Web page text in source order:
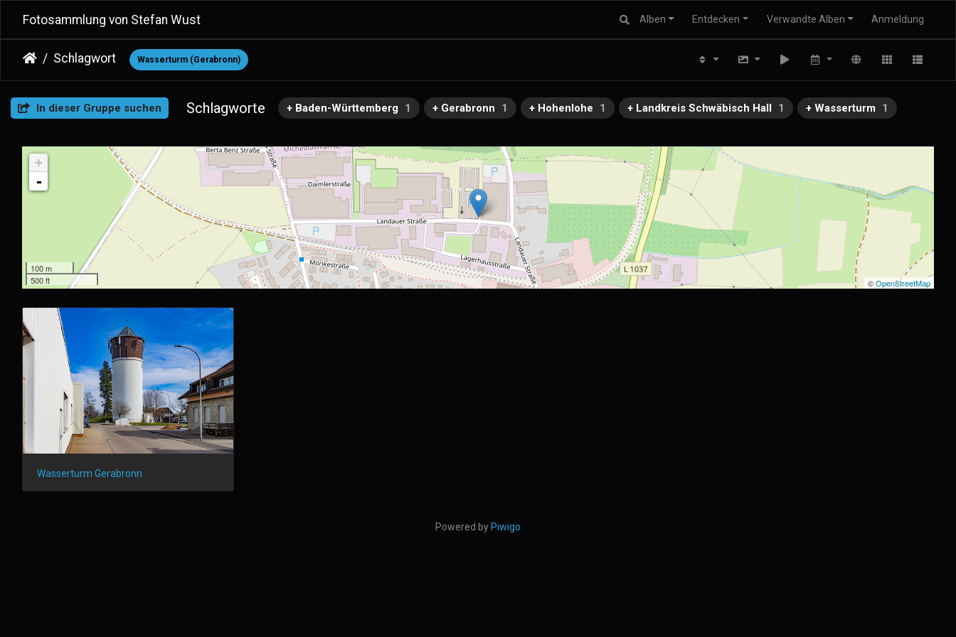
Fotosammlung von Stefan Wust Alben Entdecken Verwandte Alben Anmeldung
Schlagwort Wasserturm (Gerabronn)
In dieser Gruppe suchen Schlagworte + Baden-Württemberg 1 + Gerabronn 1 + Hohenlohe 1 + Landkreis Schwäbisch Hall 1 + Wasserturm 1
+
-
100 m
500 ft
©OpenStreetMap
Wasserturm Gerabronn
Powered by Piwigo